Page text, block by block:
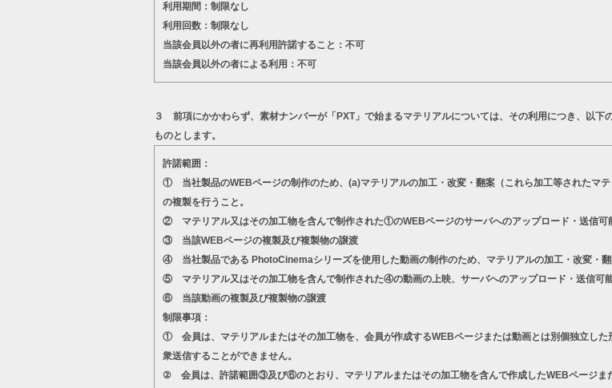
利用期間：制限なし
利用回数：制限なし
当該会員以外の者に再利用許諾すること：不可
当該会員以外の者による利用：不可
３ 前項にかかわらず、素材ナンバーが「PXT」で始まるマテリアルについては、その利用につき、以
ものとします。
許諾範囲：
① 当社製品のWEBページの制作のため、(a)マテリアルの加工・改変・翻案（これら加工等されたマ
の複製を行うこと。
② マテリアル又はその加工物を含んで制作された①のWEBページのサーバへのアップロード・送信可
③ 当該WEBページの複製及び複製物の譲渡
④ 当社製品である PhotoCinemaシリーズを使用した動画の制作のため、マテリアルの加工・改変・翻
⑤ マテリアル又はその加工物を含んで制作された④の動画の上映、サーバへのアップロード・送信可
⑥ 当該動画の複製及び複製物の譲渡
制限事項：
① 会員は、マテリアルまたはその加工物を、会員が作成するWEBページまたは動画とは別個独立し
衆送信することができません。
② 会員は、許諾範囲③及び⑥のとおり、マテリアルまたはその加工物を含んで作成したWEBページま